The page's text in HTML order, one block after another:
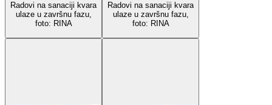
Radovi na sanaciji kvara
ulaze u završnu fazu,
foto: RINA
Radovi na sanaciji kvara
ulaze u završnu fazu,
foto: RINA